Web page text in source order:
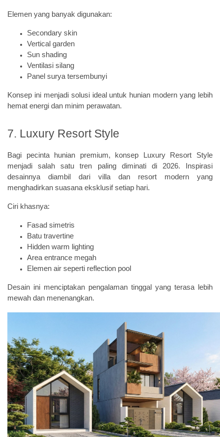
Elemen yang banyak digunakan:
Secondary skin
Vertical garden
Sun shading
Ventilasi silang
Panel surya tersembunyi
Konsep ini menjadi solusi ideal untuk hunian modern yang lebih
hemat energi dan minim perawatan.
7. Luxury Resort Style
Bagi pecinta hunian premium, konsep Luxury Resort Style
menjadi salah satu tren paling diminati di 2026. Inspirasi
desainnya diambil dari villa dan resort modern yang
menghadirkan suasana eksklusif setiap hari.
Ciri khasnya:
Fasad simetris
Batu travertine
Hidden warm lighting
Area entrance megah
Elemen air seperti reflection pool
Desain ini menciptakan pengalaman tinggal yang terasa lebih
mewah dan menenangkan.